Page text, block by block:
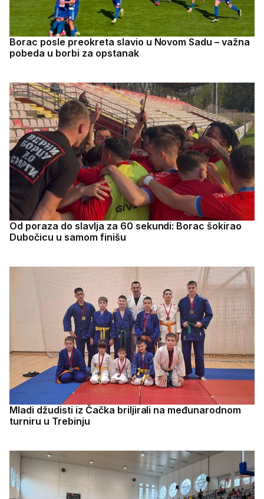
Borac posle preokreta slavio u Novom Sadu – važna
pobeda u borbi za opstanak
Od poraza do slavlja za 60 sekundi: Borac šokirao
Dubočicu u samom finišu
Mladi džudisti iz Čačka briljirali na međunarodnom
turniru u Trebinju